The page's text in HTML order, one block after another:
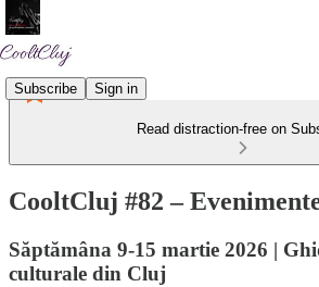
Subscribe Sign in
Read distraction-free on
CooltCluj #82 –
Săptămâna 9-15 martie 2026 |
culturale din Cluj